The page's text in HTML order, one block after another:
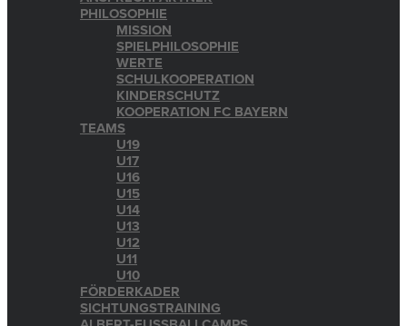
PHILOSOPHIE
MISSION
SPIELPHILOSOPHIE
WERTE
SCHULKOOPERATION
KINDERSCHUTZ
KOOPERATION FC BAYERN
TEAMS
U19
U17
U16
U15
U14
U13
U12
U11
U10
FÖRDERKADER
SICHTUNGSTRAINING